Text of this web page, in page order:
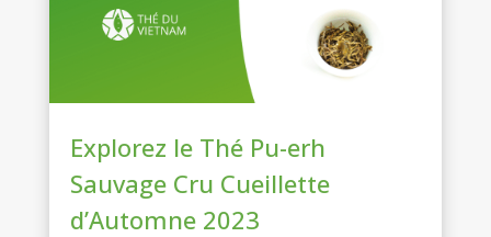
Explorez le Thé Pu-erh
Sauvage Cru Cueillette
d’Automne 2023